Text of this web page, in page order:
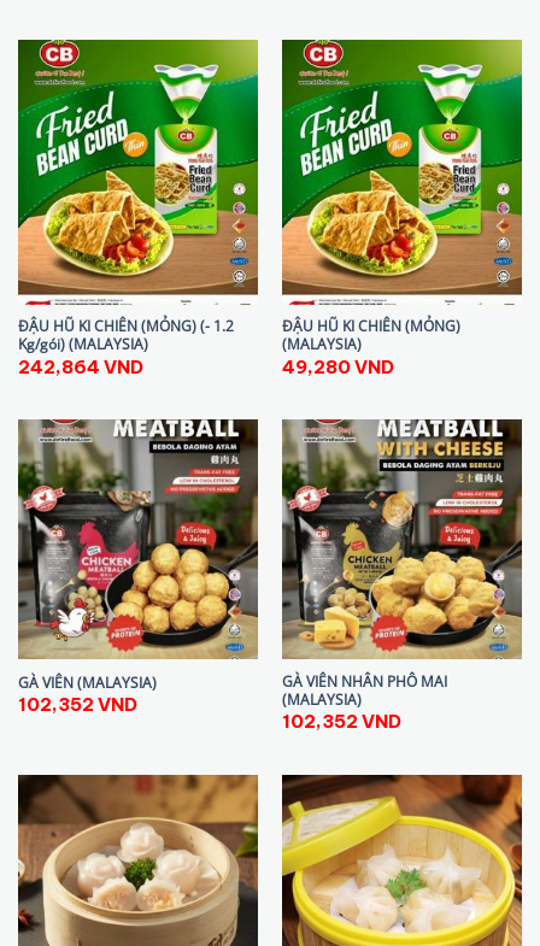
ĐẬU HŨ KI CHIÊN (MỎNG) (- 1.2
Kg/gói) (MALAYSIA)
242,864 VND
ĐẬU HŨ KI CHIÊN (MỎNG)
(MALAYSIA)
49,280VND
GÀ VIÊN (MALAYSIA)
102,352 VND
GÀ VIÊN NHÂN PHÔ MAI
(MALAYSIA)
102,352 VND